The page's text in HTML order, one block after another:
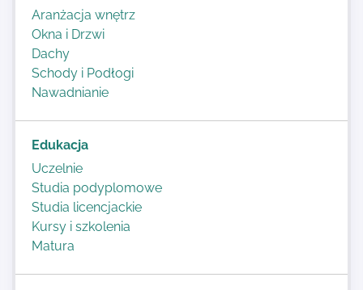
Aranżacja wnętrz
Okna i Drzwi
Dachy
Schody i Podłogi
Nawadnianie
Edukacja
Uczelnie
Studia podyplomowe
Studia licencjackie
Kursy i szkolenia
Matura